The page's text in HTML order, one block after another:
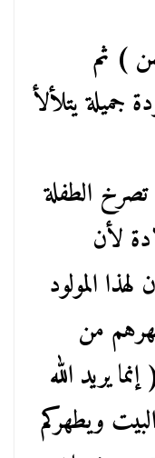
) ثم
جميلة يتلألأ
تصرخ الطفلة
لأن
المولود
من
يريد الله
ويطهركم